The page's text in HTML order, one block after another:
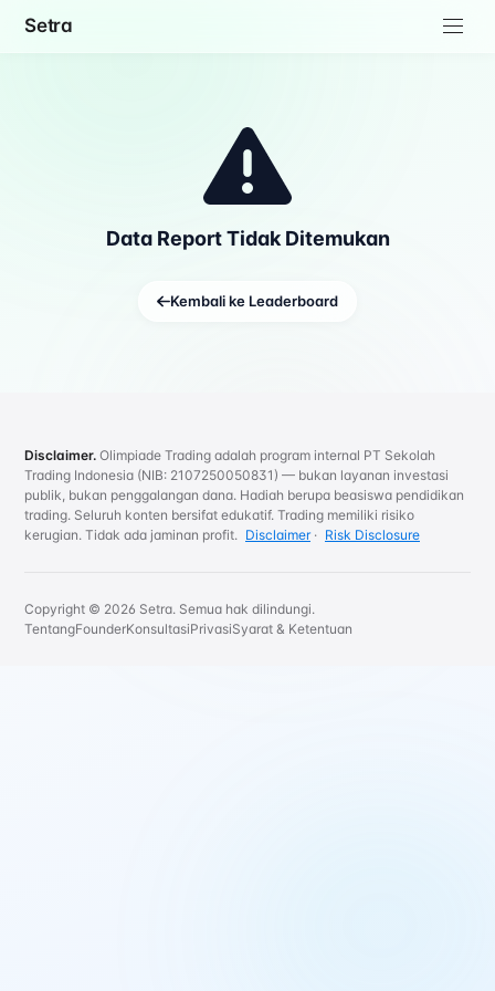
Setra
Data Report Tidak Ditemukan
Kembali ke Leaderboard
Disclaimer. Olimpiade Trading adalah program internal PT Sekolah
Trading Indonesia (NIB: 2107250050831) — bukan layanan investasi
publik, bukan penggalangan dana. Hadiah berupa beasiswa pendidikan
trading. Seluruh konten bersifat edukatif. Trading memiliki risiko
kerugian. Tidak ada jaminan profit. Disclaimer· Risk Disclosure
Copyright © 2026 Setra. Semua hak dilindungi.
TentangFounderKonsultasiPrivasiSyarat & Ketentuan